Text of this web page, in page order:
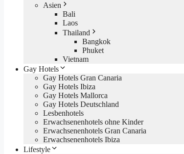
Asien
Bali
Laos
Thailand
Bangkok
Phuket
Vietnam
Gay Hotels
Gay Hotels Gran Canaria
Gay Hotels Ibiza
Gay Hotels Mallorca
Gay Hotels Deutschland
Lesbenhotels
Erwachsenenhotels ohne Kinder
Erwachsenenhotels Gran Canaria
Erwachsenenhotels Ibiza
Lifestyle